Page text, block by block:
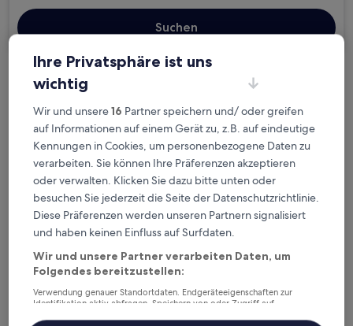
Suchen
Kostenlose Stornierung bei
Planänderungen
Verdiene Prämien für jede
wahrgenommene Übernachtung
Mehr sparen mit Preisen für Mitglieder
Überprüfe die Preise für diese Daten
Heute
6. Aug. - 7. Aug.
Morgen
7. Aug. - 8. Aug.
Ihre Privatsphäre ist uns
wichtig
Wir und unsere16 Partner speichern und/ oder greifen
auf Informationen auf einem Gerät zu, z.B. auf eindeutige
Kennungen in Cookies, um personenbezogene Daten zu
verarbeiten. Sie können Ihre Präferenzen akzeptieren
oder verwalten. Klicken Sie dazu bitte unten oder
besuchen Sie jederzeit die Seite der Datenschutzrichtlinie.
Diese Präferenzen werden unseren Partnern signalisiert
und haben keinen Einfluss auf Surfdaten.
Wir und unsere Partner verarbeiten Daten, um
Folgendes bereitzustellen:
Verwendung genauer Standortdaten. Endgeräteeigenschaften zur
Identifikation aktiv abfragen. Speichern von oder Zugriff auf